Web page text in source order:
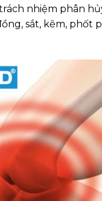
nhiệm phân
sắt, kẽm, phốt